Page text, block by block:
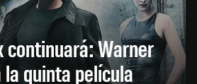
continuará: Warner
quinta película